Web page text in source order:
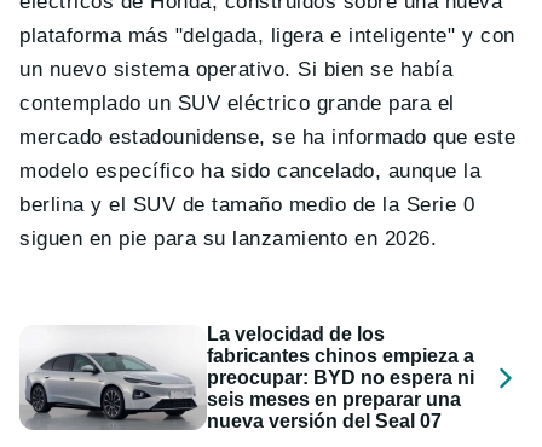
plataforma más "delgada, ligera e inteligente" y con
un nuevo sistema operativo. Si bien se había
contemplado un SUV eléctrico grande para el
mercado estadounidense, se ha informado que este
modelo específico ha sido cancelado, aunque la
berlina y el SUV de tamaño medio de la Serie 0
siguen en pie para su lanzamiento en 2026.
La velocidad de los
fabricantes chinos empieza a
preocupar: BYD no espera ni
seis meses en preparar una
nueva versión del Seal 07